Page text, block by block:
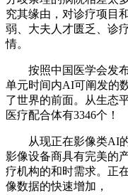
究其缘由，对诊疗项目
弱、大夫人才匮乏、诊
情。
按照中国医学会发布
单元时间内AI可阐发的
了世界的前面。从生态
医疗配合体有3346个！
从现正在影像类AI的
影像设备商具有完美的
疗机构的和时需求。正
像数据的快速增加，